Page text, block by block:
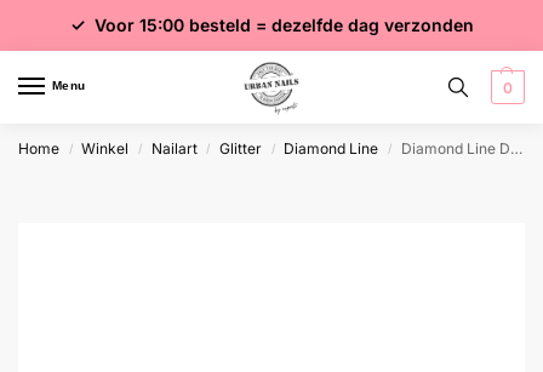
✓ Gratis verzending vanaf €75 excl. btw
✓ Voor 15:00 besteld = dezelfde dag verzonden
✓ Meer dan 4000 producten
Menu 0
Home / Winkel / Nailart / Glitter / Diamond Line / Diamond Line DL61